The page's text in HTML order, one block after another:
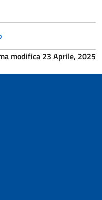
modifica 23 Aprile, 2025